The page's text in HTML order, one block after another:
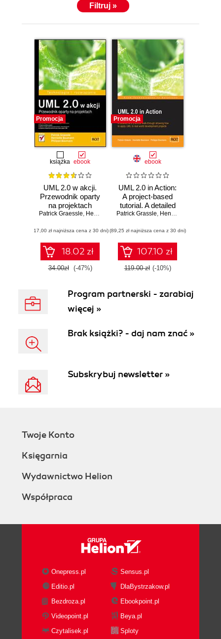
Filtruj »
Promocja
książka ebook
UML 2.0 w akcji.
Przewodnik oparty
na projektach
Patrick Graessle, Henriette Baumann ,Philippe Baumann
(17,00 zł najniższa cena z 30 dni)
18.02 zł
34.00zł (-47%)
Promocja
ebook
UML 2.0 in Action:
A project-based
tutorial. A detailed
and practical book
through showing
how to apply UML
to real world
development
projects
Patrick Grassle, Henriette Baumann
(89,25 zł najniższa cena z 30 dni)
107.10 zł
119.00 zł (-10%)
Program partnerski - zarabiaj
więcej »
Brak książki? - daj nam znać »
Subskrybuj newsletter »
Twoje Konto
Księgarnia
Wydawnictwo Helion
Współpraca
Onepress.pl
Sensus.pl
Editio.pl
DlaBystrzakow.pl
Bezdroza.pl
Ebookpoint.pl
Videopoint.pl
Beya.pl
Czytalisek.pl
Sploty